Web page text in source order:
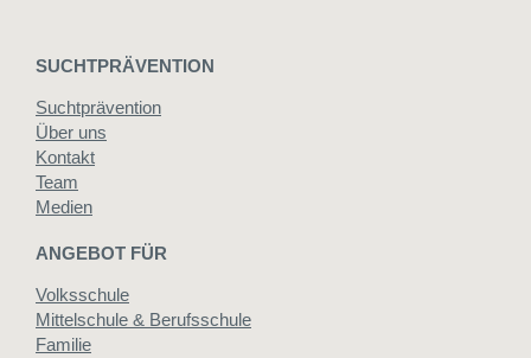
SUCHTPRÄVENTION
Suchtprävention
Über uns
Kontakt
Team
Medien
ANGEBOT FÜR
Volksschule
Mittelschule & Berufsschule
Familie